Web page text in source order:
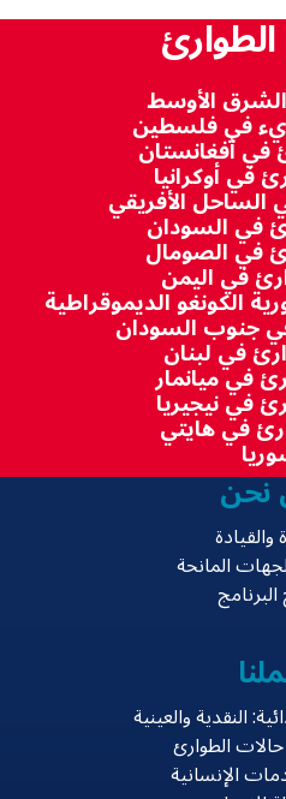
الأوسط
في فلسطين
في أفغانستان
في أوكرانيا
الساحل الأفريقي
في السودان
في الصومال
في اليمن
الكونغو الديموقراطية
جنوب السودان
في لبنان
في ميانمار
في نيجيريا
في هايتي
نحن
والقيادة
المانحة
النقدية والعينية
الطوارئ
الإنسانية